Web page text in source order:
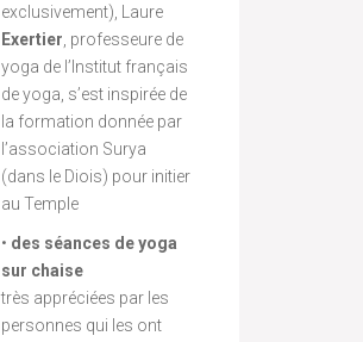
exclusivement), Laure
Exertier, professeure de
yoga de l’Institut français
de yoga, s’est inspirée de
la formation donnée par
l’association Surya
(dans le Diois) pour initier
au Temple
• des séances de yoga
sur chaise
très appréciées par les
personnes qui les ont